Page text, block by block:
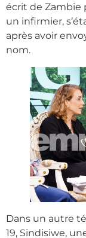
écrit de Zambie
un infirmier,
après avoir
nom.
Dans un autre
19, Sindisiwe,